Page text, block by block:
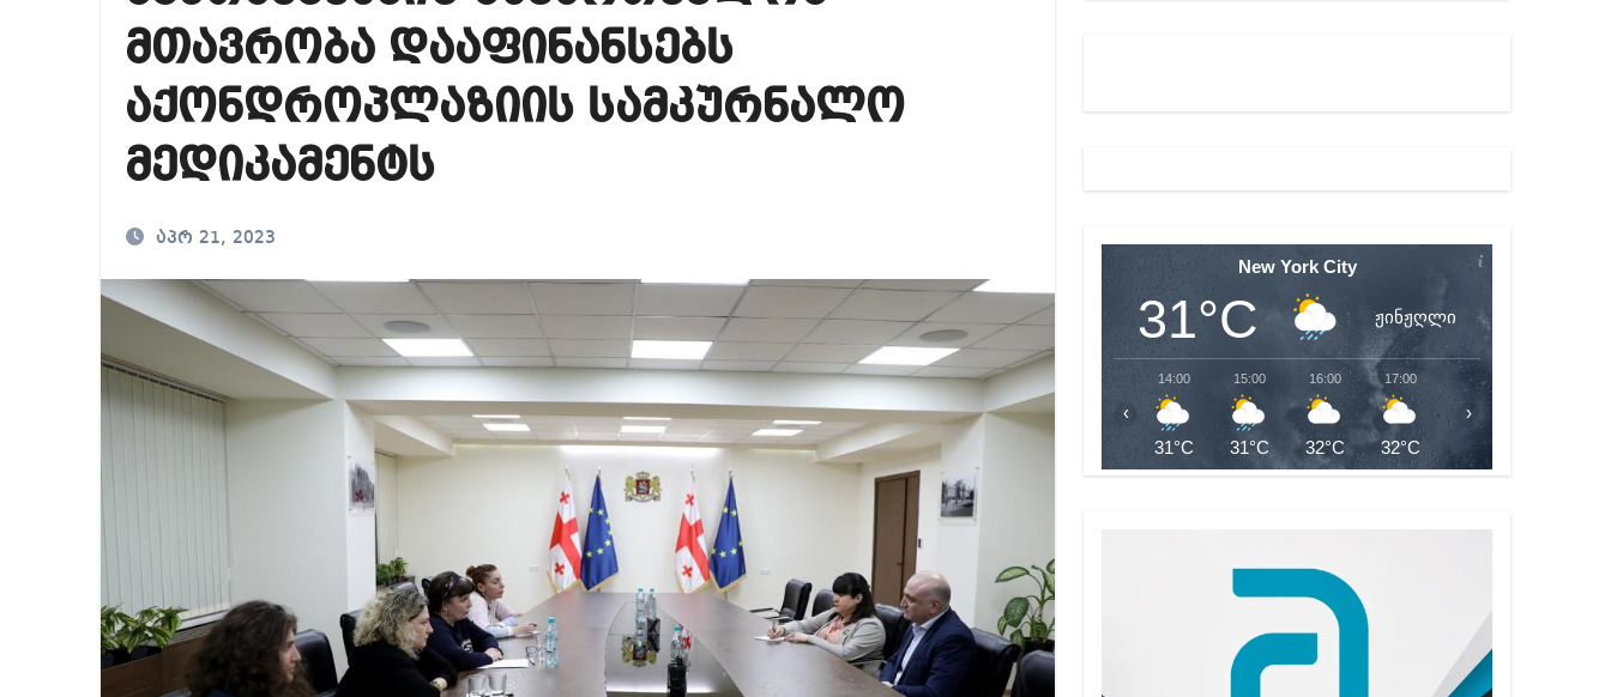
იმდენად დიდია საზოგადოებაში აგრესია, რომ ბოლოს, შეიძლება ტრაგიკულ შედეგებამდე მივიდეთ – ირმა ინაშვილი
ნია იმნაძეს ბრალი ოფიციალურად წაუყენეს – აღნიშნული მუხლი 13 წლამდე პატიმრობას ითვალისწინებს
მთავრობა დააფინანსებს
აქონდროპლაზიის სამკურნალო
მედიკამენტს
აპრ 21, 2023
New York City
31°C ჟინჟღლი
14:00
31°C
15:00
31°C
16:00
32°C
17:00
32°C
18:00
31°C
‹ ›